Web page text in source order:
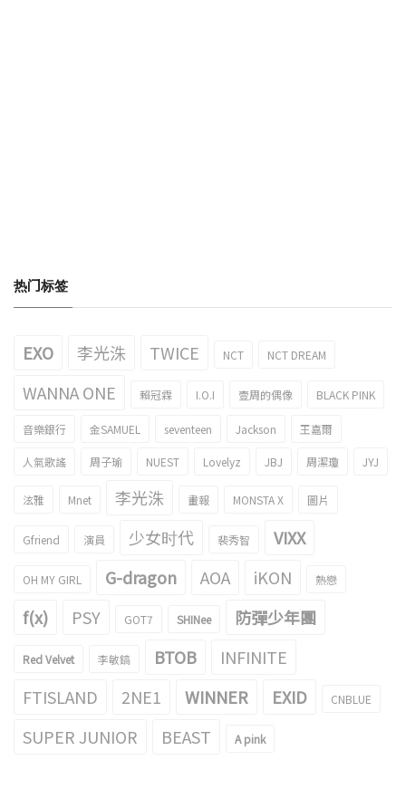
热门标签
EXO 李光洙 TWICE NCT NCT DREAM
WANNA ONE 賴冠霖 I.O.I 壹周的偶像 BLACK PINK
音樂銀行 金SAMUEL seventeen Jackson 王嘉爾
人氣歌謠 周子瑜 NUEST Lovelyz JBJ 周潔瓊 JYJ
泫雅 Mnet 李光洙 畫報 MONSTA X 圖片
Gfriend 演員 少女时代 裴秀智 VIXX
OH MY GIRL G-dragon AOA iKON 熱戀
f(x) PSY GOT7 SHINee 防彈少年團
Red Velvet 李敏鎬 BTOB
INFINITE
FTISLAND
2NE1 WINNER EXID CNBLUE
SUPER JUNIOR BEAST A pink